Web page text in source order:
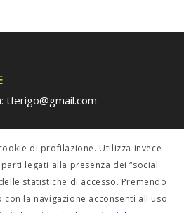
tferigo@gmail.com
di profilazione. Utilizza invece
legati alla presenza dei “social
statistiche di accesso. Premendo
la navigazione acconsenti all'uso